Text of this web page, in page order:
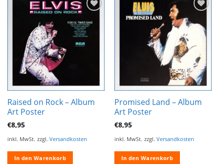
Wunschliste
hinzufügen
Raised on Rock – Album
Art Poster
€8,95
inkl. MwSt. zzgl. Versandkosten
In den Warenkorb
Zur
Wunschliste
hinzufügen
Promised Land – Album
Art Poster
€8,95
inkl. MwSt. zzgl. Versandkosten
In den Warenkorb